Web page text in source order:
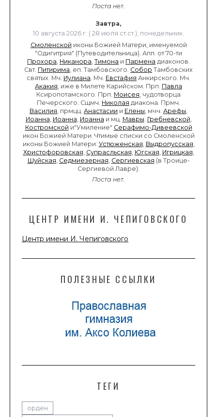
Поста нет.
Завтра,
10 августа 2026 г. ( 28 июля ст.ст.), понедельник.
Смоленской иконы Божией Матери, именуемой
"Одигитрия" (Путеводительница). Апп. от 70-ти
Прохора, Никанора, Тимона и Пармена диаконов.
Свт. Питирима, еп. Тамбовского. Собор Тамбовских
святых. Мч. Иулиана. Мч. Евстафия Анкирского. Мч.
Акакия, иже в Милете Карийском. Прп. Павла
Ксиропотамского. Прп. Моисея, чудотворца
Печерского. Сщмч. Николая диакона. Прмч.
Василия, прмцц. Анастасии и Елены, мчч. Арефы,
Иоанна, Иоанна, Иоанна и мц. Мавры. Гребневской,
Костромской и"Умиление" Серафимо-Дивеевской
икон Божией Матери. Чтимые списки со Смоленской
иконы Божией Матери: Устюженская, Выдропусская,
Христофоровская, Супрасльская, Югская, Игрицкая,
Шуйская, Седмиезерная, Сергиевская (в Троице-
Сергиевой Лавре).
Поста нет.
ЦЕНТР ИМЕНИ И. ЧЕПИГОВСКОГО
Центр имени И. Чепиговского
ПОЛЕЗНЫЕ ССЫЛКИ
ТЕГИ
орден